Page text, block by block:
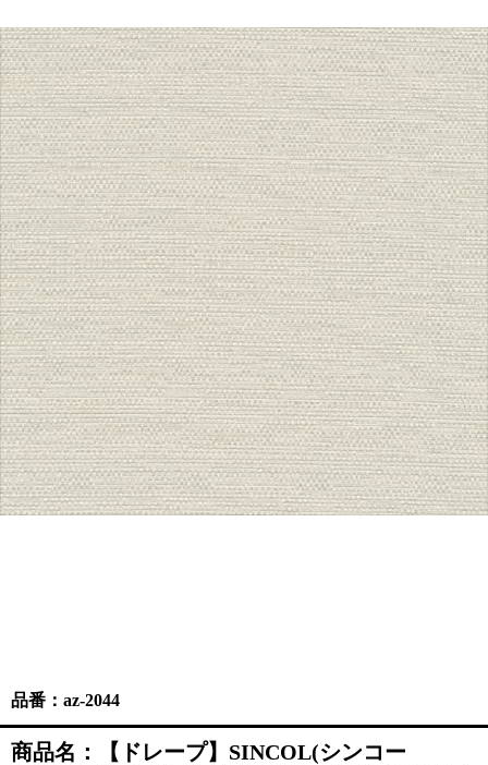
品番：az-2044
商品名：【ドレープ】SINCOL(シンコー